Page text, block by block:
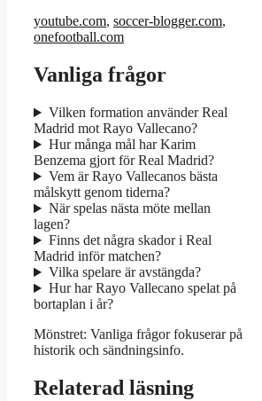
youtube.com, soccer-blogger.com,
onefootball.com
Vanliga frågor
Vilken formation använder Real
Madrid mot Rayo Vallecano?
Hur många mål har Karim
Benzema gjort för Real Madrid?
Vem är Rayo Vallecanos bästa
målskytt genom tiderna?
När spelas nästa möte mellan
lagen?
Finns det några skador i Real
Madrid inför matchen?
Vilka spelare är avstängda?
Hur har Rayo Vallecano spelat på
bortaplan i år?
Mönstret: Vanliga frågor fokuserar på
historik och sändningsinfo.
Relaterad läsning